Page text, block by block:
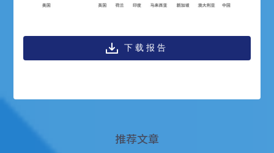
下载报告
推荐文章